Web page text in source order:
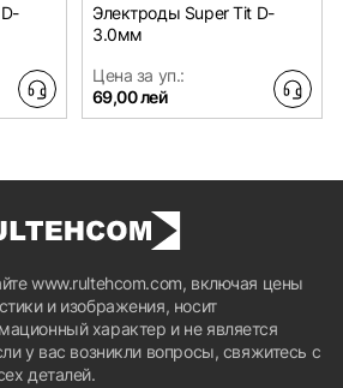
Электроды Super Tit D-
3.0мм
Цена за уп.:
69,00 лей
www.rultehcom.com, включая цены
и изображения, носит
характер и не является
у вас возникли вопросы, свяжитесь с
деталей.